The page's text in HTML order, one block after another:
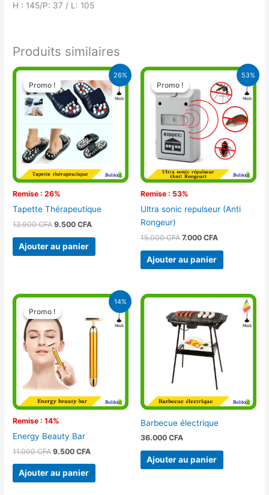
H : 145/P: 37 / L: 105
Produits similaires
26%
Promo !
Remise : 26%
Promo !
Tapette Thérapeutique
12.900CFA
Le
prix
initial
était :
12.900 CFA.
9.500CFA
Le
prix
actuel
est :
9.500 CFA.
Ajouter au panier
53%
Promo !
Remise : 53%
Promo !
Ultra sonic repulseur (Anti
Rongeur)
15.000CFA
Le
prix
initial
était :
15.000 CFA.
7.000 CFA
Le
prix
actuel
est :
7.000 CFA.
Ajouter au panier
14%
Promo !
Remise : 14%
Promo !
Energy Beauty Bar
11.000CFA
Le
prix
initial
était :
11.000 CFA.
9.500CFA
Le
actuel
est :
9.500 CFA.
Ajouter au panier
Barbecue électrique
36.000 CFA
Ajouter au panier